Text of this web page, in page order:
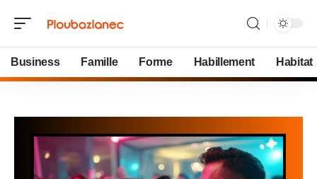
Business Famille Forme Habillement Habitat